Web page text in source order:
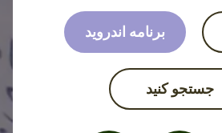
برنامه اندروید
جستجو کنید